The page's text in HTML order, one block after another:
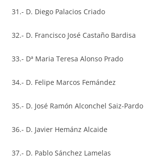
31.- D. Diego Palacios Criado
32.- D. Francisco José Castaño Bardisa
33.- Dª Maria Teresa Alonso Prado
34.- D. Felipe Marcos Femández
35.- D. José Ramón Alconchel Saiz-Pardo
36.- D. Javier Hemánz Alcaide
37.- D. Pablo Sánchez Lamelas